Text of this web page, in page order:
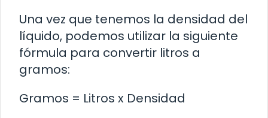
Una vez que tenemos la densidad del
líquido, podemos utilizar la siguiente
fórmula para convertir litros a
gramos:
Gramos = Litros x Densidad